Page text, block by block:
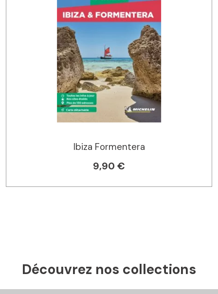
Ibiza Formentera
9,90 €
Découvrez nos collections